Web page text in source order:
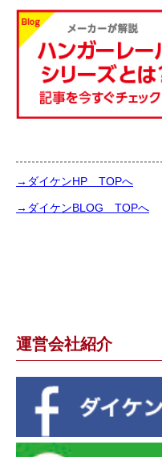
→ダイケンHP TOPへ
→ダイケンBLOG TOPへ
運営会社紹介